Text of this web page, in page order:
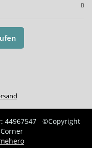
44967547
©Copyright